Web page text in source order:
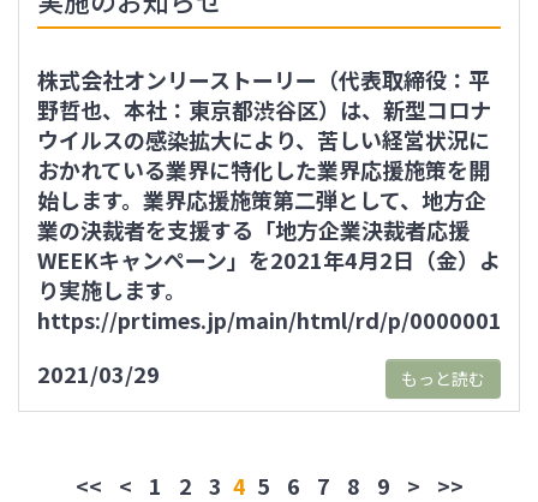
株式会社オンリーストーリー（代表取締役：平
野哲也、本社：東京都渋谷区）は、新型コロナ
ウイルスの感染拡大により、苦しい経営状況に
おかれている業界に特化した業界応援施策を開
始します。業界応援施策第二弾として、地方企
業の決裁者を支援する「地方企業決裁者応援
WEEKキャンペーン」を2021年4月2日（金）よ
り実施します。
https://prtimes.jp/main/html/rd/p/
2021/03/29
もっと読む
<< < 1 2 3 4 5 6 7 8 9 > >>